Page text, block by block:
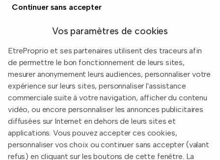
Prix immobiliers en France
Informations légales
Conditions d'utilisation
Politique de confidentialité
2026 EtreProprio.com
Continuer sans accepter
Vos paramètres de cookies
EtreProprio et ses partenaires utilisent des traceurs afin
de permettre le bon fonctionnement de leurs sites,
mesurer anonymement leurs audiences, personnaliser votre
expérience sur leurs sites, personnaliser l'assistance
commerciale suite à votre navigation, afficher du contenu
vidéo, ou encore personnaliser les annonces publicitaires
diffusées sur Internet en dehors de leurs sites et
applications. Vous pouvez accepter ces cookies,
personnaliser vos choix ou continuer sans accepter (valant
refus) en cliquant sur les boutons de cette fenêtre. La